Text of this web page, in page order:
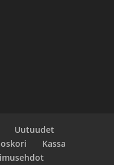
Uutuudet
Kassa